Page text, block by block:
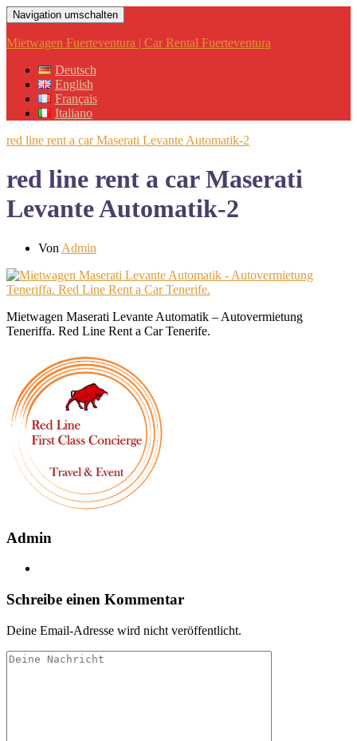
Navigation umschalten
Mietwagen Fuerteventura | Car Rental Fuerteventura
Deutsch
English
Français
Italiano
red line rent a car Maserati Levante Automatik-2
red line rent a car Maserati
Levante Automatik-2
Von Admin
Mietwagen Maserati Levante Automatik – Autovermietung
Teneriffa. Red Line Rent a Car Tenerife.
Admin
Schreibe einen Kommentar
Deine Email-Adresse wird nicht veröffentlicht.